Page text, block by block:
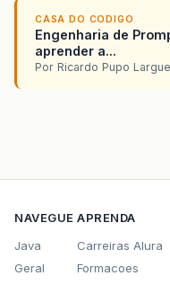
CASA DO CODIGO
Engenharia de
aprender a...
Por Ricardo Pupo
NAVEGUE
Java
Geral
APRENDA
Carreiras Alura
Formacoes